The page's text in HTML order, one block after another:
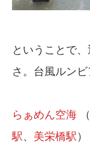
ということで
さ。台風ルンビ
らぁめん空海 （
駅、 美栄橋駅